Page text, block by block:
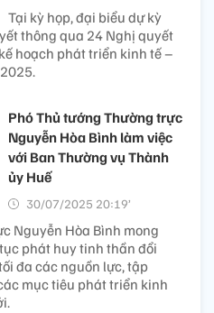
Tại kỳ họp, đại biểu dự kỳ
thông qua 24 Nghị quyết
hoạch phát triển kinh tế –
Phó Thủ tướng Thường trực
Nguyễn Hòa Bình làm việc
với Ban Thường vụ Thành
ủy Huế
30/07/2025 20:19’
Nguyễn Hòa Bình mong
phát huy tinh thần đổi
đa các nguồn lực, tập
mục tiêu phát triển kinh